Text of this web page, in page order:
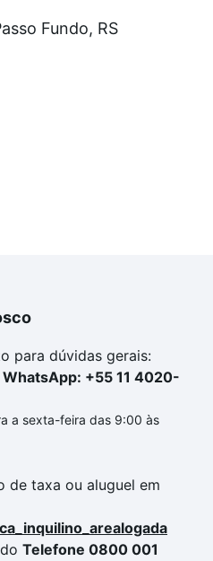
Fundo, RS
para dúvidas gerais:
+55 11 4020-
a sexta-feira das 9:00 às
de taxa ou aluguel em
Telefone 0800 001